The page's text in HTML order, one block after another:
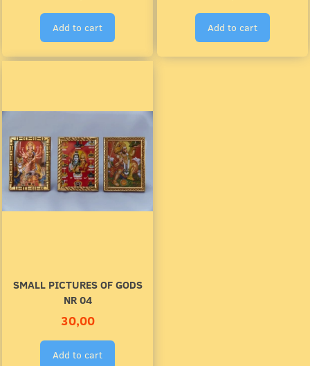
Add to cart Add to cart
SMALL PICTURES OF GODS
NR 04
30,00
Add to cart